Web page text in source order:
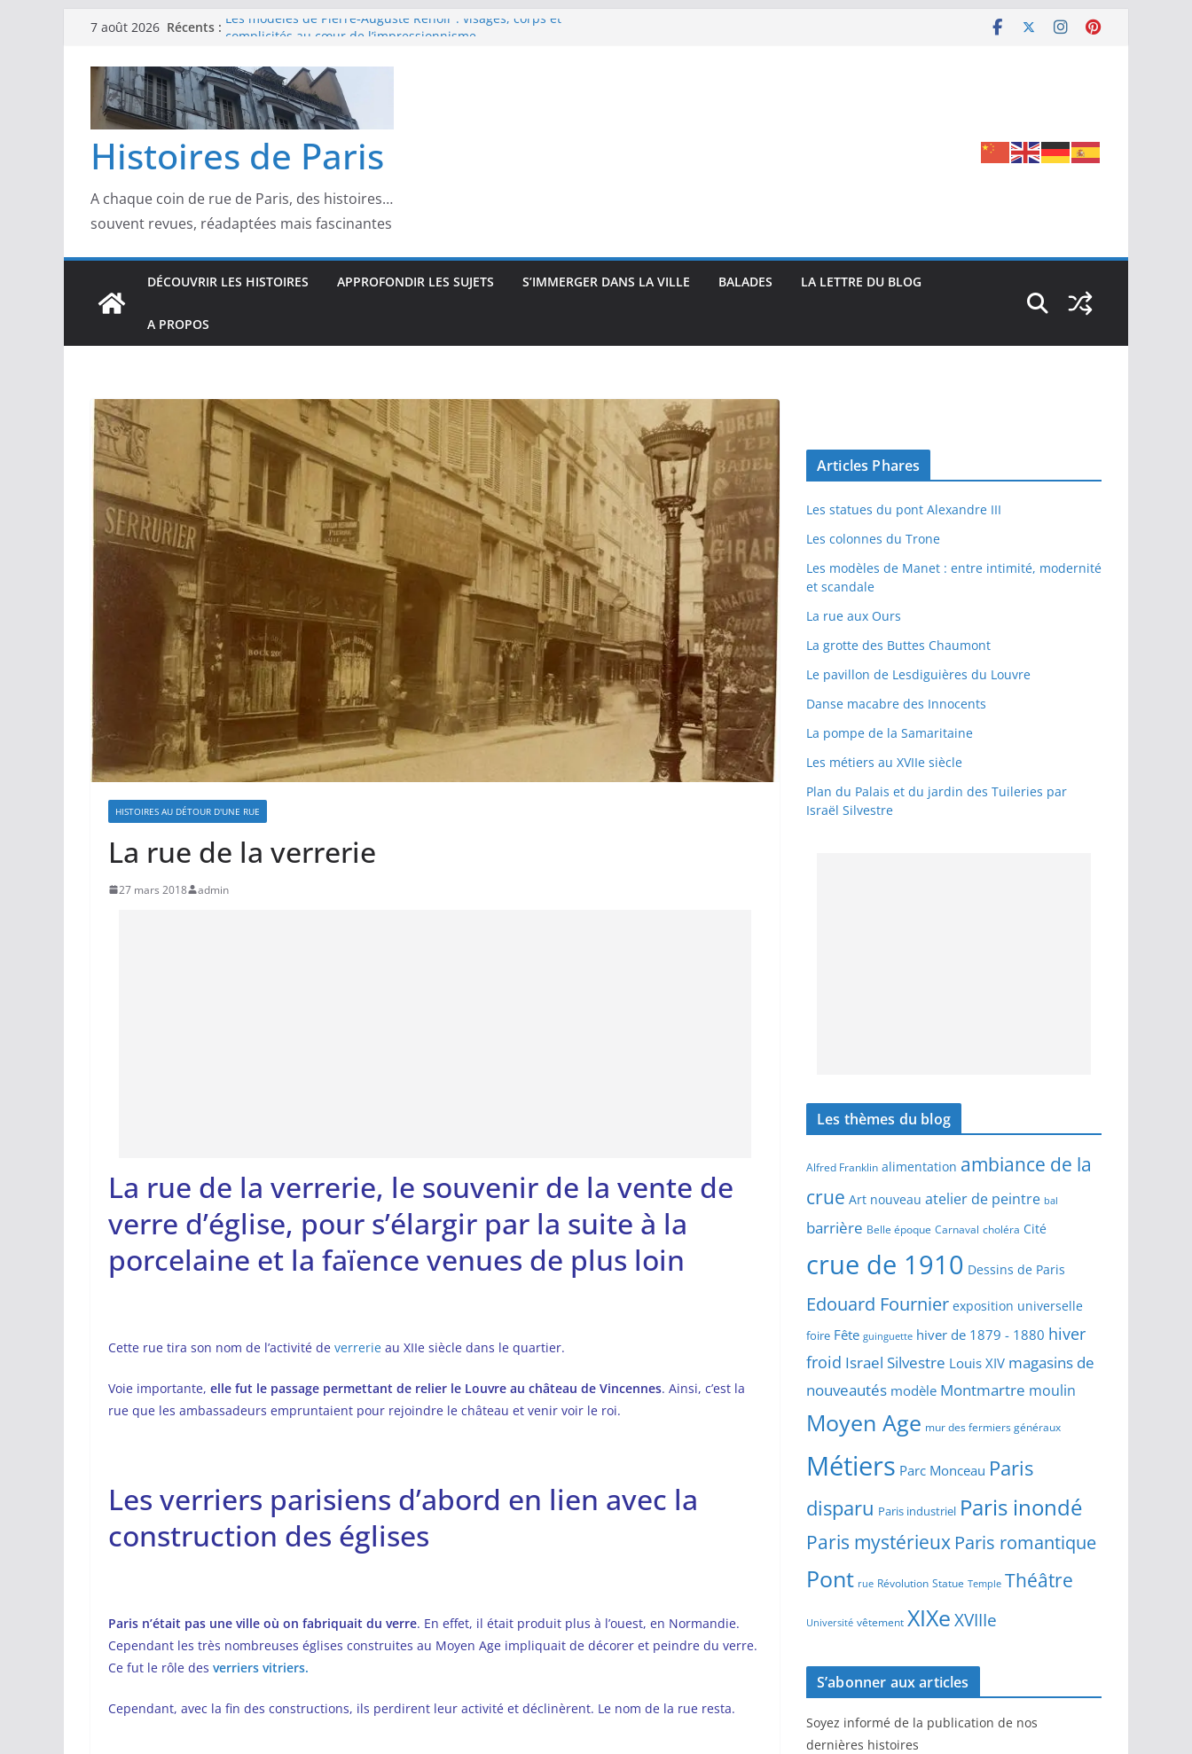
Passer
contenu
7 août 2026 Récents : Les modèles de Pierre‑Auguste Renoir : visages, corps et
d’un Paris moderne
Les modèles de Manet : entre intimité, modernité et
scandale
Les modèles de Claude Monet : visages et présences
derrière l’impressionnisme
Les modèles de Toulouse-Lautrec : visages, corps et
Histoires de Paris
A chaque coin de rue de Paris, des histoires…
souvent revues, réadaptées mais fascinantes
DÉCOUVRIR LES HISTOIRES APPROFONDIR LES SUJETS S’IMMERGER DANS LA VILLE BALADES LA LETTRE DU BLOG
A PROPOS
HISTOIRES AU DÉTOUR D'UNE RUE
La rue de la verrerie
27 mars 2018 admin
La rue de la verrerie, le souvenir de la vente de
verre d’église, pour s’élargir par la suite à la
porcelaine et la faïence venues de plus loin
Cette rue tira son nom de l’activité de verrerie au XIIe siècle dans le quartier.
Voie importante, elle fut le passage permettant de relier le Louvre au château de Vincennes. Ainsi, c’est la
rue que les ambassadeurs empruntaient pour rejoindre le château et venir voir le roi.
Les verriers parisiens d’abord en lien avec la
construction des églises
Paris n’était pas une ville où on fabriquait du verre. En effet, il était produit plus à l’ouest, en Normandie.
Cependant les très nombreuses églises construites au Moyen Age impliquait de décorer et peindre du verre.
Ce fut le rôle des verriers vitriers.
Cependant, avec la fin des constructions, ils perdirent leur activité et déclinèrent. Le nom de la rue resta.
Articles Phares
Les statues du pont Alexandre III
Les colonnes du Trone
Les modèles de Manet : entre intimité, modernité
et scandale
La rue aux Ours
La grotte des Buttes Chaumont
Le pavillon de Lesdiguières du Louvre
Danse macabre des Innocents
La pompe de la Samaritaine
Les métiers au XVIIe siècle
Plan du Palais et du jardin des Tuileries par
Israël Silvestre
Les thèmes du blog
Alfred Franklin alimentation ambiance de la
crue Art nouveau atelier de peintre bal
barrière Belle époque Carnaval choléra Cité
crue de 1910 Dessins de Paris
Edouard Fournier exposition universelle
foire Fête guinguette hiver de 1879 - 1880 hiver
froid Israel Silvestre Louis XIV magasins de
nouveautés modèle Montmartre moulin
Moyen Age mur des fermiers généraux
Métiers Parc Monceau Paris
disparu Paris industriel Paris inondé
Paris mystérieux Paris romantique
Pont rue Révolution Statue Temple Théâtre
Université vêtement XIXeXVIIIe
S’abonner aux articles
Soyez informé de la publication de nos
dernières histoires